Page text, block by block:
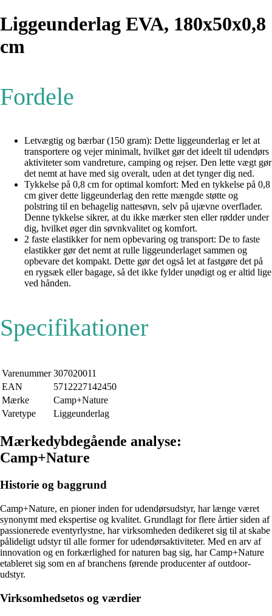
Liggeunderlag EVA, 180x50x0,8
cm
Fordele
Letvægtig og bærbar (150 gram): Dette liggeunderlag er let at
transportere og vejer minimalt, hvilket gør det ideelt til udendørs
aktiviteter som vandreture, camping og rejser. Den lette vægt gør
det nemt at have med sig overalt, uden at det tynger dig ned.
Tykkelse på 0,8 cm for optimal komfort: Med en tykkelse på 0,8
cm giver dette liggeunderlag den rette mængde støtte og
polstring til en behagelig nattesøvn, selv på ujævne overflader.
Denne tykkelse sikrer, at du ikke mærker sten eller rødder under
dig, hvilket øger din søvnkvalitet og komfort.
2 faste elastikker for nem opbevaring og transport: De to faste
elastikker gør det nemt at rulle liggeunderlaget sammen og
opbevare det kompakt. Dette gør det også let at fastgøre det på
en rygsæk eller bagage, så det ikke fylder unødigt og er altid lige
ved hånden.
Specifikationer
Varenummer 307020011
EAN
5712227142450
Mærke
Camp+Nature
Varetype
Liggeunderlag
Mærkedybdegående analyse:
Camp+Nature
Historie og baggrund
Camp+Nature, en pioner inden for udendørsudstyr, har længe været
synonymt med ekspertise og kvalitet. Grundlagt for flere årtier siden af
passionerede eventyrlystne, har virksomheden dedikeret sig til at skabe
pålideligt udstyr til alle former for udendørsaktiviteter. Med en arv af
innovation og en forkærlighed for naturen bag sig, har Camp+Nature
etableret sig som en af branchens førende producenter af outdoor-
udstyr.
Virksomhedsetos og værdier